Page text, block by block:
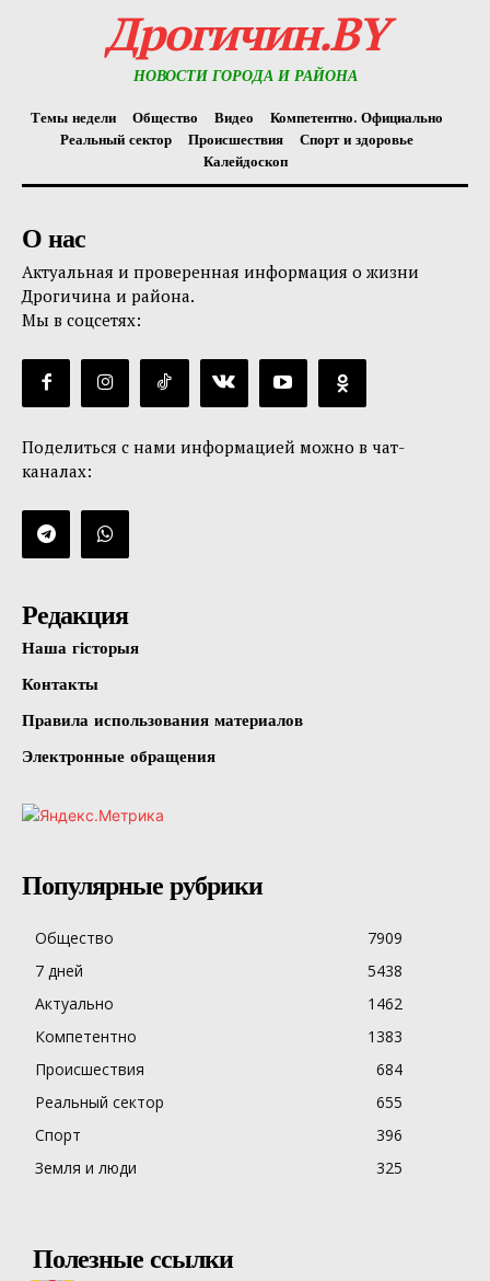
Дрогичин.BY
НОВОСТИ ГОРОДА И РАЙОНА
Темы недели Общество Видео
Компетентно. Официально
Реальный сектор
Происшествия
Спорт и здоровье
Калейдоскоп
О нас
Актуальная и проверенная информация о жизни
Дрогичина и района.
Мы в соцсетях:
Поделиться с нами информацией можно в чат-
каналах:
Редакция
Наша гісторыя
Контакты
Правила использования материалов
Электронные обращения
Популярные рубрики
Общество
7909
7 дней
5438
Актуально
1462
Компетентно
1383
Происшествия
684
Реальный сектор
655
Спорт
396
Земля и люди
325
Полезные ссылки